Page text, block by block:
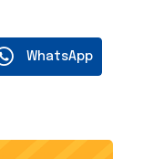
WhatsApp